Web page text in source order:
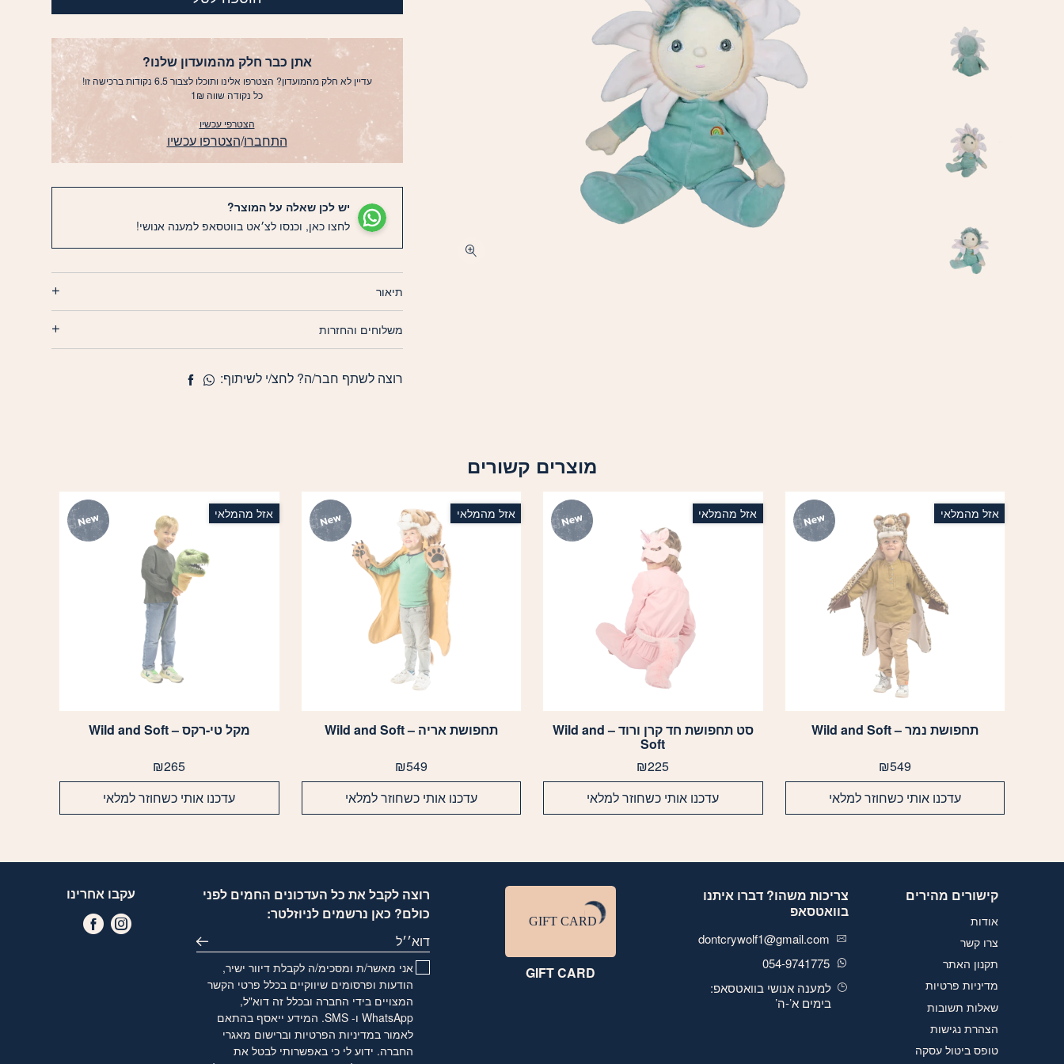
אתן כבר חלק מהמועדון שלנו?
עדיין לא חלק מהמועדון? הצטרפו אלינו ותוכלו לצבור 6.5 נקודות ברכישה זו!
כל נקודה שווה 1₪
הצטרפי עכשיו
התחברו/הצטרפו עכשיו
יש לכן שאלה על המוצר?
לחצו כאן, וכנסו לצ׳אט בווטסאפ למענה אנושי!
תיאור
משלוחים והחזרות
רוצה לשתף חבר/ה? לחצ/י לשיתוף:
מוצרים קשורים
אזל מהמלאי
תחפושת נמר – Wild and Soft
₪549
עדכנו אותי כשחוזר למלאי
אזל מהמלאי
סט תחפושת חד קרן ורוד – Wild and
Soft
₪225
עדכנו אותי כשחוזר למלאי
אזל מהמלאי
תחפושת אריה – Wild and Soft
₪549
עדכנו אותי כשחוזר למלאי
אזל מהמלאי
מקל טי-רקס – Wild and Soft
₪265
עדכנו אותי כשחוזר למלאי
רוצה לקבל את כל העדכונים החמים לפני
כולם? כאן נרשמים לניוזלטר:
דוא׳׳ל
אני מאשר/ת ומסכימ/ה לקבלת דיוור ישיר,
הודעות ופרסומים שיווקיים בכלל פרטי הקשר
המצויים בידי החברה ובכלל זה דוא"ל,
WhatsApp ו- SMS. המידע ייאסף בהתאם
לאמורבמדיניות הפרטיות וברישום מאגרי
החברה. ידוע לי כי באפשרותי לבטל את
קישורים מהירים
אודות
צרו קשר
תקנון האתר
מדיניות פרטיות
שאלות תשובות
הצהרת נגישות
טופס ביטול עסקה
צריכות משהו? דברו איתנו
בוואטסאפ
dontcrywolf1@gmail.com
054-9741775
למענה אנושי בוואטסאפ:
בימים א’-ה’
עקבו אחרינו
GIFT CARD